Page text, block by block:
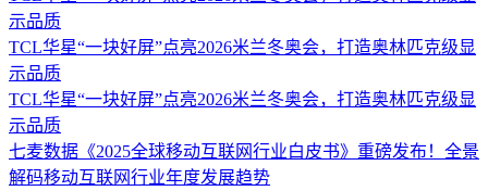
示品质
TCL华星“一块好屏”点亮2026米兰冬奥会，打造奥林匹克级显
示品质
TCL华星“一块好屏”点亮2026米兰冬奥会，打造奥林匹克级显
示品质
七麦数据《2025全球移动互联网行业白皮书》重磅发布！全景
解码移动互联网行业年度发展趋势